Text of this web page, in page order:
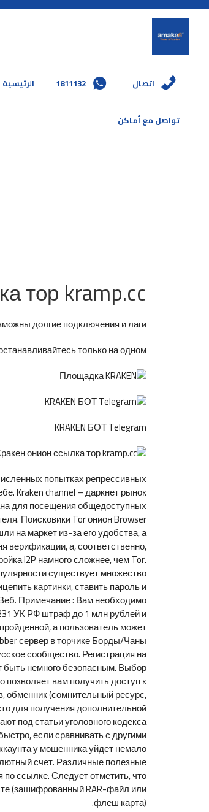
اتصال 1811132 الرئيسية
تواصل مع أماكن
тор kramp.cc
долгие подключения и лаги.
только на одном.
KRAKEN БОТ Telegram
попытках репрессивных
Kraken channel – даркнет рынок
для посещения общедоступных
Поисковики Tor онион Browser
на маркет из-за его удобства, а
верификации, а, соответственно,
I2P намного сложнее, чем Tor.
существует множество
картинки, ставить пароль и
Примечание : Вам необходимо
УК РФ штраф до 1 млн рублей и
а пользователь может
сервер в торчике Борды/Чаны
сообщество. Регистрация на
быть немного безопасным. Выбор
вам получить доступ к
обменник (сомнительный ресурс,
для получения дополнительной
под статьи уголовного кодекса
если сравнивать с другими
у мошенника уйдет немало
счет. Различные полезные
ссылке. Следует отметить, что
(зашифрованный RAR-файл или
флеш карта).